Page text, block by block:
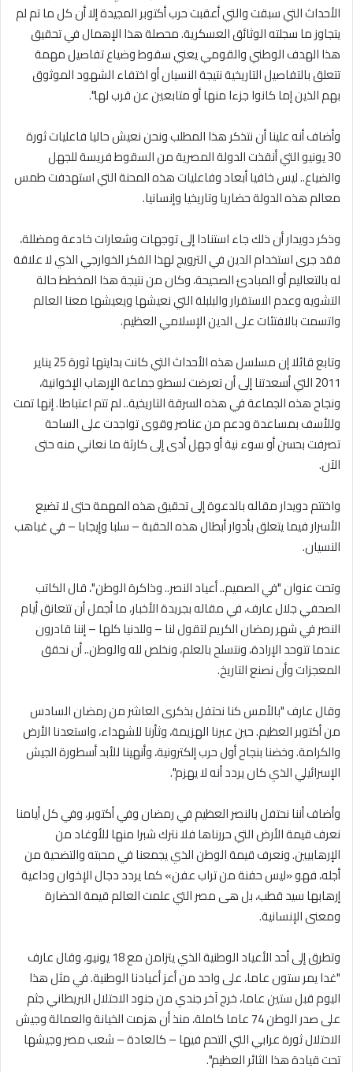
الأحداث التي سبقت والتي أعقبت حرب أكتوبر المجيدة إلا أن كل ما تم لم
يتجاوز ما سجلته الوثائق العسكرية. محصلة هذا الإهمال في تحقيق
هذا الهدف الوطني والقومي يعني سقوط وضياع تفاصيل مهمة
تتعلق بالتفاصيل التاريخية نتيجة النسيان أو اختفاء الشهود الموثوق
بهم الذين إما كانوا جزءا منها أو متابعين عن قرب لها".
وأضاف أنه علينا أن نتذكر هذا المطلب ونحن نعيش حاليا فاعليات ثورة
30 يونيو التي أنقذت الدولة المصرية من السقوط فريسة للجهل
والضياع.. ليس خافيا أبعاد وفاعليات هذه المحنة التي استهدفت طمس
معالم هذه الدولة حضاريا وتاريخيا وإنسانيا.
وذكر دويدار أن ذلك جاء استنادا إلى توجهات وشعارات خادعة ومضللة،
فقد جرى استخدام الدين في الترويج لهذا الفكر الخوارجي الذي لا علاقة
له بالتعاليم أو المبادئ الصحيحة، وكان من نتيجة هذا المخطط حالة
التشويه وعدم الاستقرار والبلبلة التي نعيشها ويعيشها معنا العالم
واتسمت بالافتئات على الدين الإسلامي العظيم.
وتابع قائلا إن مسلسل هذه الأحداث التي كانت بدايتها ثورة 25 يناير
2011 التي أسعدتنا إلى أن تعرضت لسطو جماعة الإرهاب الإخوانية،
ونجاح هذه الجماعة في هذه السرقة التاريخية.. لم تتم اعتباطا. إنها تمت
وللأسف بمساعدة ودعم من عناصر وقوى تواجدت على الساحة
تصرفت بحسن أو سوء نية أو جهل أدى إلى كارثة ما نعاني منه حتى
الآن.
واختتم دويدار مقاله بالدعوة إلى تحقيق هذه المهمة حتى لا تضيع
الأسرار فيما يتعلق بأدوار أبطال هذه الحقبة – سلبا وإيجابا – في غياهب
النسيان.
وتحت عنوان "في الصميم.. أعياد النصر.. وذاكرة الوطن"، قال الكاتب
الصحفي جلال عارف، في مقاله بجريدة الأخبار، ما أجمل أن تتعانق أيام
النصر في شهر رمضان الكريم لتقول لنا – وللدنيا كلها – إننا قادرون
عندما تتوحد الإرادة، ونتسلح بالعلم، ونخلص لله والوطن.. أن نحقق
المعجزات وأن نصنع التاريخ.
وقال عارف "بالأمس كنا نحتفل بذكرى العاشر من رمضان السادس
من أكتوبر العظيم. حين عبرنا الهزيمة، وثأرنا للشهداء، واستعدنا الأرض
والكرامة. وخضنا بنجاح أول حرب إلكترونية، وأنهينا للأبد أسطورة الجيش
الإسرائيلي الذي كان يردد أنه لا يهزم".
وأضاف أننا نحتفل بالنصر العظيم في رمضان وفي أكتوبر، وفي كل أيامنا
نعرف قيمة الأرض التي حررناها فلا نترك شبرا منها للأوغاد من
الإرهابيين. ونعرف قيمة الوطن الذي يجمعنا في محبته والتضحية من
أجله، فهو «ليس حفنة من تراب عفن» كما يردد دجال الإخوان وداعية
إرهابها سيد قطب، بل هى مصر التي علمت العالم قيمة الحضارة
ومعنى الإنسانية.
وتطرق إلى أحد الأعياد الوطنية الذي يتزامن مع 18 يونيو، وقال عارف
"غدا يمر ستون عاما، على واحد من أعز أعيادنا الوطنية. في مثل هذا
اليوم قبل ستين عاما، خرج آخر جندي من جنود الاحتلال البريطاني جثم
على صدر الوطن 74 عاما كاملة، منذ أن هزمت الخيانة والعمالة وجيش
الاحتلال ثورة عرابي التي التحم فيها – كالعادة – شعب مصر وجيشها
تحت قيادة هذا الثائر العظيم".